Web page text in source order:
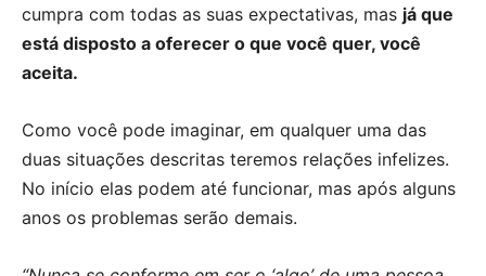
cumpra com todas as suas expectativas, mas já que
está disposto a oferecer o que você quer, você
aceita.
Como você pode imaginar, em qualquer uma das
duas situações descritas teremos relações infelizes.
No início elas podem até funcionar, mas após alguns
anos os problemas serão demais.